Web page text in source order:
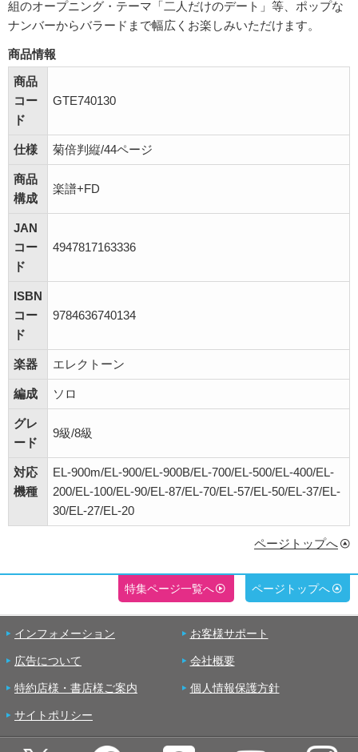
組のオープニング・テーマ「二人だけのデート」等、ポップな
ナンバーからバラードまで幅広くお楽しみいただけます。
商品情報
商品
コー
ド
GTE740130
仕様 菊倍判縦/44ページ
商品
構成
楽譜+FD
JAN
コー
ド
4947817163336
ISBN
コー
ド
9784636740134
楽器 エレクトーン
編成 ソロ
グレ
ード
9級/8級
対応
機種
EL-900m/EL-900/EL-900B/EL-700/EL-500/EL-400/EL-
200/EL-100/EL-90/EL-87/EL-70/EL-57/EL-50/EL-37/EL-
30/EL-27/EL-20
ページトップへ
特集ページ一覧へ ページトップへ
インフォメーション お客様サポート
広告について 会社概要
特約店様・書店様ご案内 個人情報保護方針
サイトポリシー